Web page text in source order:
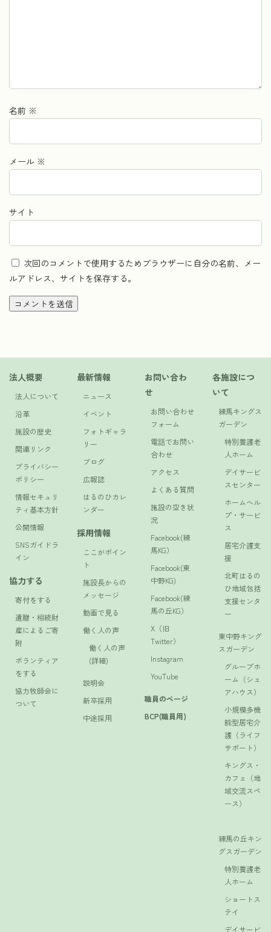
名前 ※
メール ※
サイト
次回のコメントで使用するためブラウザーに自分の名前、メー
ルアドレス、サイトを保存する。
法人概要
法人について
沿革
施設の歴史
関連リンク
プライバシー
ポリシー
情報セキュリ
ティ基本方針
公開情報
SNSガイドラ
イン
協力する
寄付をする
遺贈・相続財
産によるご寄
附
ボランティア
をする
協力牧師会に
ついて
最新情報
ニュース
イベント
フォトギャラ
リー
ブログ
広報誌
はるのひカレ
ンダー
採用情報
ここがポイン
ト
施設長からの
メッセージ
動画で見る
働く人の声
働く人の声
(詳細)
説明会
新卒採用
中途採用
お問い合わ
せ
お問い合わせ
フォーム
電話でお問い
合わせ
アクセス
よくある質問
施設の空き状
況
Facebook(練
馬KG）
Facebook(東
中野KG)
Facebook(練
馬の丘KG）
X（旧
Twitter）
Instagram
YouTube
職員のページ
BCP(職員用)
各施設につ
いて
練馬キングス
ガーデン
特別養護老
人ホーム
デイサービ
スセンター
ホームヘル
プ・サービ
ス
居宅介護支
援
北町はるの
ひ地域包括
支援センタ
ー
東中野キング
スガーデン
グループホ
ーム（シェ
アハウス）
小規模多機
能型居宅介
護（ライフ
サポート）
キングス・
カフェ（地
域交流スペ
ース）
練馬の丘キン
グスガーデン
特別養護老
人ホーム
ショートス
テイ
デイサービ